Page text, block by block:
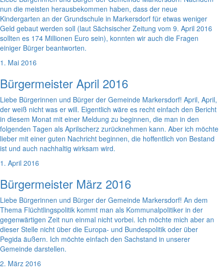
nun die meisten herausbekommen haben, dass der neue
Kindergarten an der Grundschule in Markersdorf für etwas weniger
Geld gebaut werden soll (laut Sächsischer Zeitung vom 9. April 2016
sollten es 174 Millionen Euro sein), konnten wir auch die Fragen
einiger Bürger beantworten.
1. Mai 2016
Bürgermeister April 2016
Liebe Bürgerinnen und Bürger der Gemeinde Markersdorf! April, April,
der weiß nicht was er will. Eigentlich wäre es recht einfach den Bericht
in diesem Monat mit einer Meldung zu beginnen, die man in den
folgenden Tagen als Aprilscherz zurücknehmen kann. Aber ich möchte
lieber mit einer guten Nachricht beginnen, die hoffentlich von Bestand
ist und auch nachhaltig wirksam wird.
1. April 2016
Bürgermeister März 2016
Liebe Bürgerinnen und Bürger der Gemeinde Markersdorf! An dem
Thema Flüchtlingspolitik kommt man als Kommunalpolitiker in der
gegenwärtigen Zeit nun einmal nicht vorbei. Ich möchte mich aber an
dieser Stelle nicht über die Europa- und Bundespolitik oder über
Pegida äußern. Ich möchte einfach den Sachstand in unserer
Gemeinde darstellen.
2. März 2016